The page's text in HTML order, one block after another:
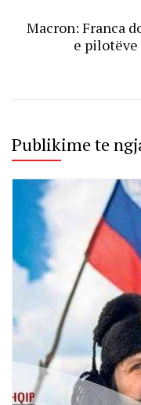
Macron: Franca
e pilotëve
Publikime te